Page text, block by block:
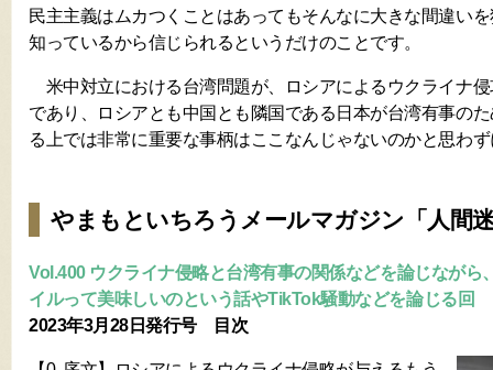
民主主義はムカつくことはあってもそんなに大きな間違い
知っているから信じられるというだけのことです。
米中対立における台湾問題が、ロシアによるウクライナ
であり、ロシアとも中国とも隣国である日本が台湾有事の
る上では非常に重要な事柄はここなんじゃないのかと思わ
やまもといちろうメールマガジン「人間
Vol.400 ウクライナ侵略と台湾有事の関係などを論じながら
イルって美味しいのという話やTikTok騒動などを論じる回
2023年3月28日発行号 目次